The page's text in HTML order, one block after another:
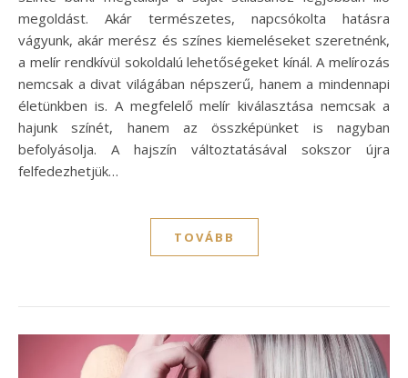
megoldást. Akár természetes, napcsókolta hatásra
vágyunk, akár merész és színes kiemeléseket szeretnénk,
a melír rendkívül sokoldalú lehetőségeket kínál. A melírozás
nemcsak a divat világában népszerű, hanem a mindennapi
életünkben is. A megfelelő melír kiválasztása nemcsak a
hajunk színét, hanem az összképünket is nagyban
befolyásolja. A hajszín változtatásával sokszor újra
felfedezhetjük…
TOVÁBB